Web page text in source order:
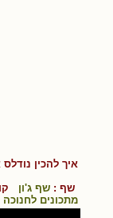
איך להכין נודלס
שף : שף ג'ון
מתכונים לחנוכה